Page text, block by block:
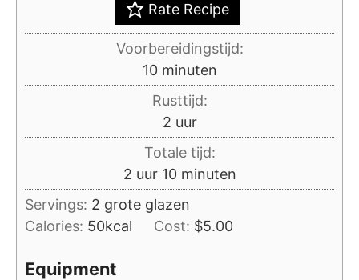
Rate Recipe
Voorbereidingstijd:
10minuten
minuten
Rusttijd:
2uur
uur
Totale tijd:
2uur
uur 10minuten
minuten
Servings: 2 grote glazen
Calories: 50kcal Cost: $5.00
Equipment